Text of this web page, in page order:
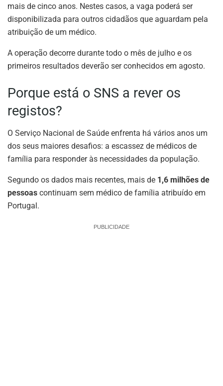
mais de cinco anos. Nestes casos, a vaga poderá ser
disponibilizada para outros cidadãos que aguardam pela
atribuição de um médico.
A operação decorre durante todo o mês de julho e os
primeiros resultados deverão ser conhecidos em agosto.
Porque está o SNS a rever os
registos?
O Serviço Nacional de Saúde enfrenta há vários anos um
dos seus maiores desafios: a escassez de médicos de
família para responder às necessidades da população.
Segundo os dados mais recentes, mais de 1,6 milhões de
pessoas continuam sem médico de família atribuído em
Portugal.
PUBLICIDADE